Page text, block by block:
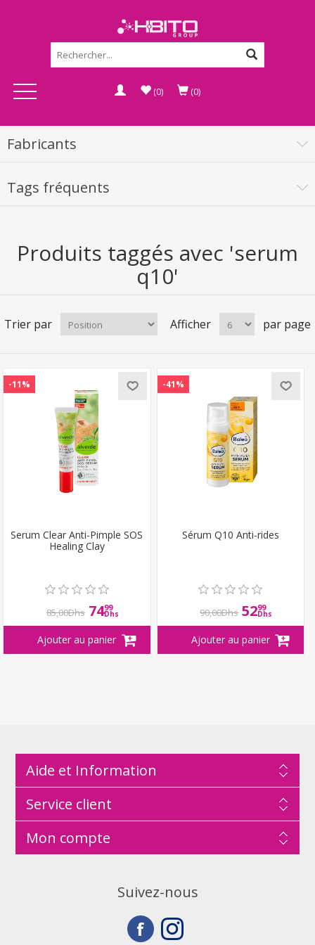
(0) (0)
Fabricants
Tags fréquents
Produits taggés avec 'serum
q10'
Trier par Afficher par page
-11%
Serum Clear Anti-Pimple SOS
Healing Clay
85,00Dhs 7499
Dhs
-41%
Sérum Q10 Anti-rides
90,00Dhs 5299
Dhs
Aide et Information
Service client
Mon compte
Suivez-nous